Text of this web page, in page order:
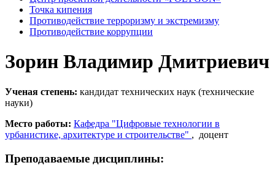
Точка кипения
Противодействие терроризму и экстремизму
Противодействие коррупции
Зорин Владимир Дмитриевич
Ученая степень: кандидат технических наук (технические
науки)
Место работы: Кафедра "Цифровые технологии в
урбанистике, архитектуре и строительстве" , доцент
Преподаваемые дисциплины: